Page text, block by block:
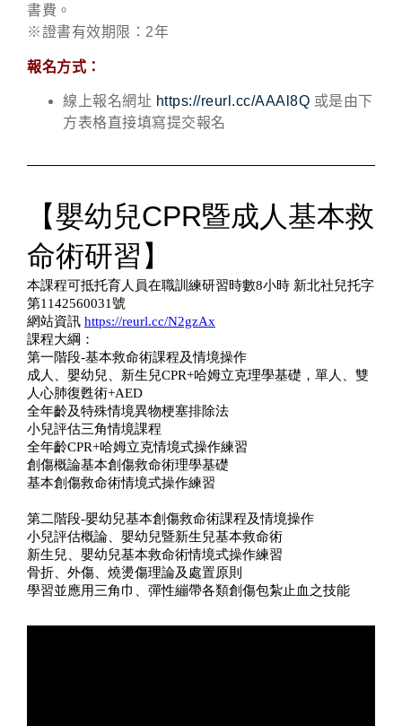
書費。
※證書有效期限：2年
報名方式：
線上報名網址 https://reurl.cc/AAAl8Q 或是由下
方表格直接填寫提交報名